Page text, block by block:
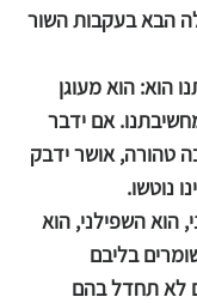
הבא בעקבות השור
הוא: הוא מעוגן
אם ידבר
טהורה, אושר ידבק
נוטשו.
הוא השפילני, הוא
בליבם
לא תחדל בהם